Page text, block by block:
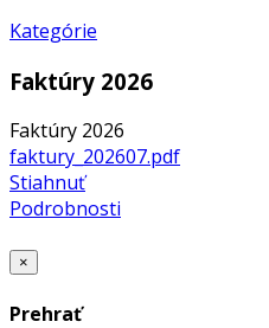
Kategórie
Faktúry 2026
Faktúry 2026
faktury_202607.pdf
Stiahnuť
Podrobnosti
×
Prehrať